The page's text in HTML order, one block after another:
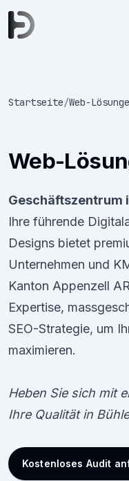
Startseite/Web-
Web-
Geschäftszentrum
Ihre führende
Designs bietet
Unternehmen und
Kanton Appenzell
Expertise,
SEO-Strategie, um
maximieren.
Heben Sie sich mit
Ihre Qualität in
Kostenloses Audit